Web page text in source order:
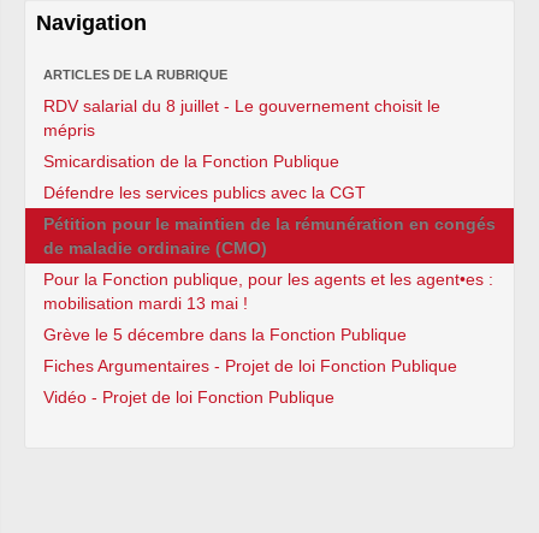
Navigation
ARTICLES DE LA RUBRIQUE
RDV salarial du 8 juillet - Le gouvernement choisit le
mépris
Smicardisation de la Fonction Publique
Défendre les services publics avec la CGT
Pétition pour le maintien de la rémunération en congés
de maladie ordinaire (CMO)
Pour la Fonction publique, pour les agents et les agent•es :
mobilisation mardi 13 mai !
Grève le 5 décembre dans la Fonction Publique
Fiches Argumentaires - Projet de loi Fonction Publique
Vidéo - Projet de loi Fonction Publique